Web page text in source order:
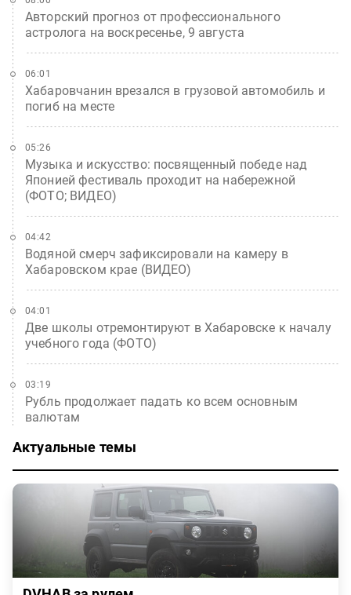
Авторский прогноз от профессионального
астролога на воскресенье, 9 августа
Хабаровчанин врезался в грузовой автомобиль и
погиб на месте
06:01
Музыка и искусство: посвященный победе над
Японией фестиваль проходит на набережной
(ФОТО; ВИДЕО)
05:26
Водяной смерч зафиксировали на камеру в
Хабаровском крае (ВИДЕО)
04:42
Две школы отремонтируют в Хабаровске к началу
учебного года (ФОТО)
04:01
Рубль продолжает падать ко всем основным
валютам
03:19
Актуальные темы